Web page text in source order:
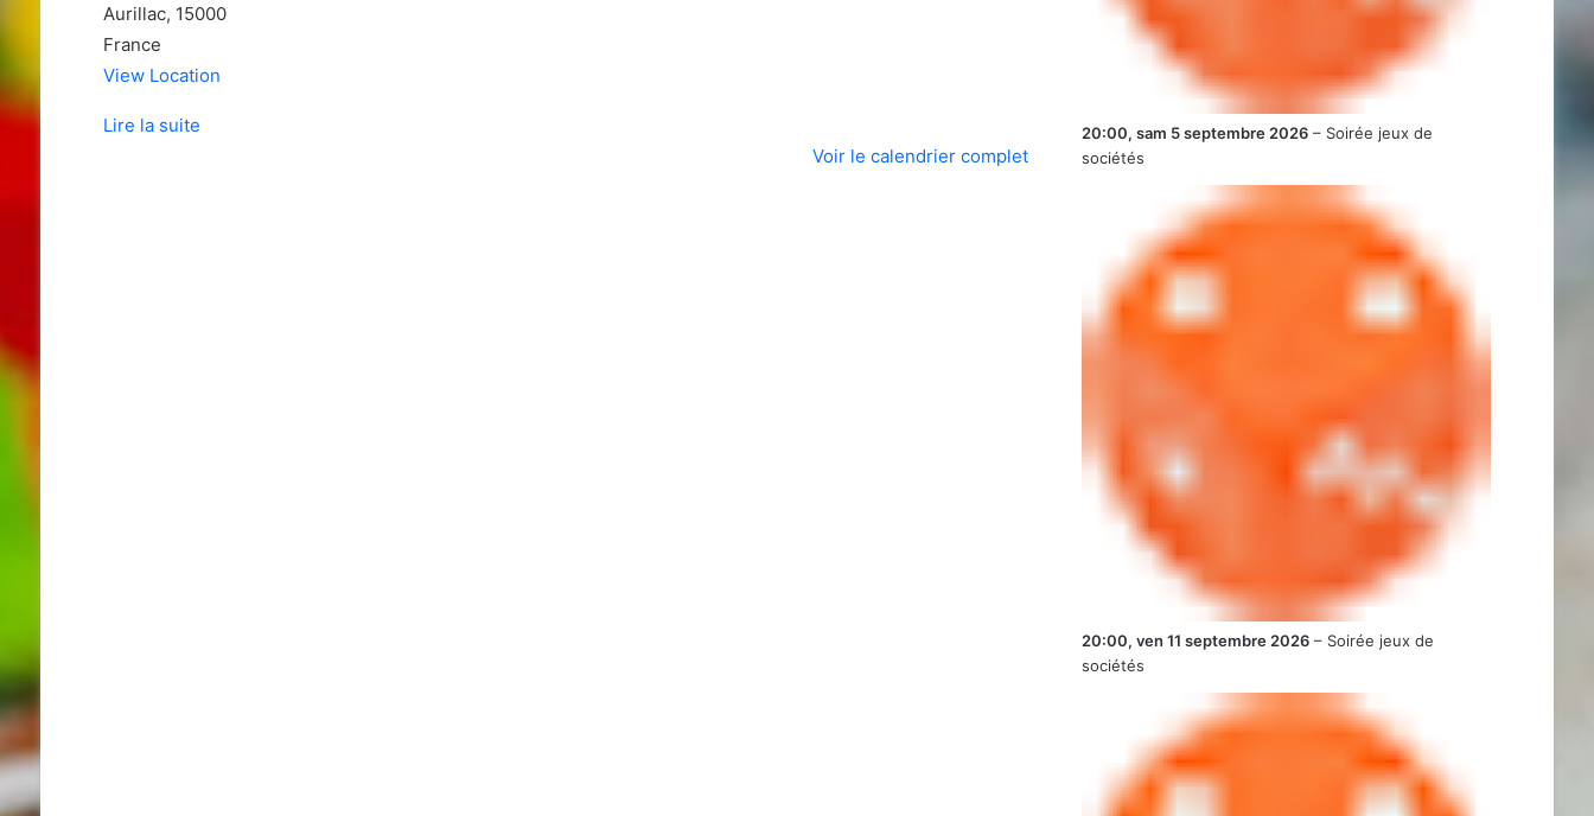
Aurillac, 15000
France
View Location
Lire la suite
Voir le calendrier complet
20:00, sam 5 septembre 2026 – Soirée jeux de
sociétés
20:00, ven 11 septembre 2026 – Soirée jeux de
sociétés